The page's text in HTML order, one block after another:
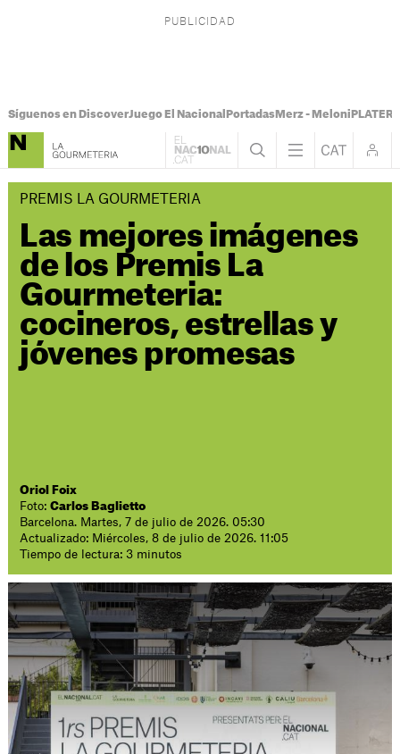
Síguenos en DiscoverJuego El Nacional PortadasMerz - Meloni
PREMIS LA GOURMETERIA
Las mejores imágenes
de los Premis La
Gourmeteria:
cocineros, estrellas y
jóvenes promesas
Oriol Foix
Foto:Carlos Baglietto
Barcelona. Martes, 7 de julio de 2026. 05:30
Actualizado: Miércoles, 8 de julio de 2026. 11:05
Tiempo de lectura: 3 minutos